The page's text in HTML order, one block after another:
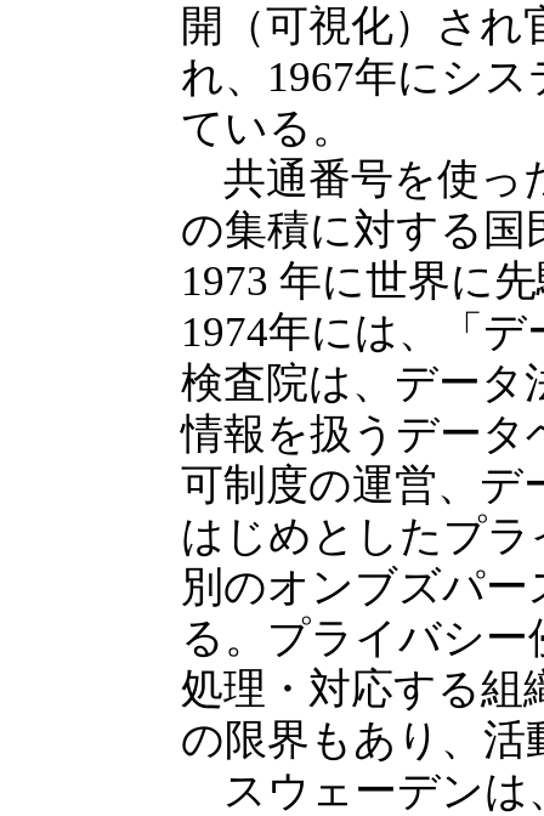
開（可視化）さ
れ、1967年にシ
ている。
共通番号を使っ
の集積に対する国
1973 年に世界に
1974年には、「
検査院は、データ
情報を扱うデータ
可制度の運営、デ
はじめとしたプ
別のオンブズパ
る。プライバシ
処理・対応する組
の限界もあり、
スウェーデンは